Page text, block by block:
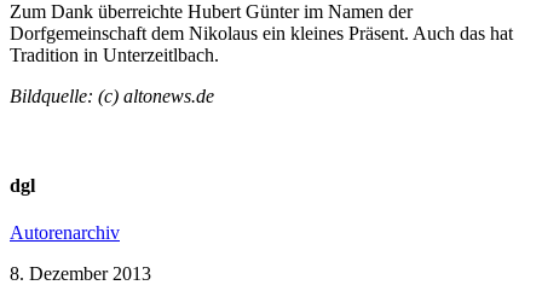
Zum Dank überreichte Hubert Günter im Namen der
Dorfgemeinschaft dem Nikolaus ein kleines Präsent. Auch das hat
Tradition in Unterzeitlbach.
Bildquelle: (c) altonews.de
dgl
Autorenarchiv
8. Dezember 2013